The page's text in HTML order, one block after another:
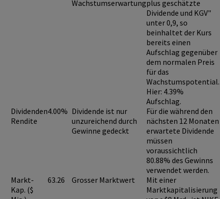
Wachstumserwartungplus geschätzte
Dividende und KGV"
unter 0,9, so
beinhaltet der Kurs
bereits einen
Aufschlag gegenüber
dem normalen Preis
für das
Wachstumspotential.
Hier: 4.39%
Aufschlag.
Dividenden
Rendite
4.00% Dividende ist nur
unzureichend durch
Gewinne gedeckt
Für die während den
nächsten 12 Monaten
erwartete Dividende
müssen
voraussichtlich
80.88% des Gewinns
verwendet werden.
Markt-
Kap. ($
63.26 Grosser Marktwert
Mit einer
Marktkapitalisierung